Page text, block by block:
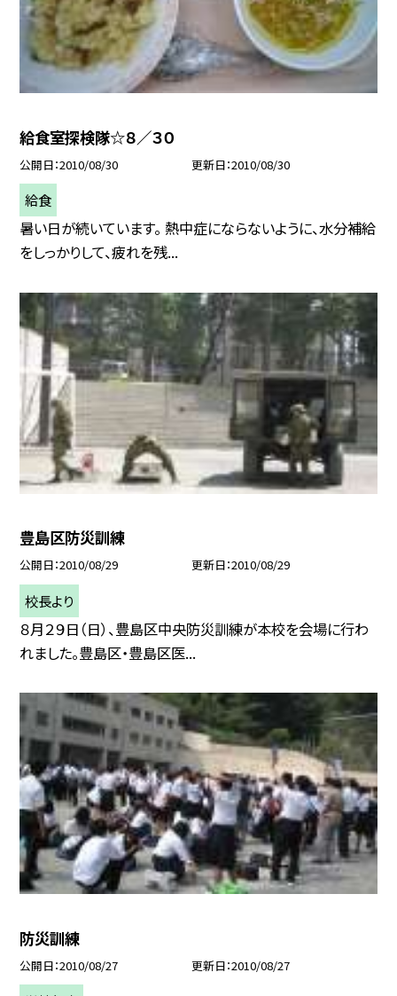
給食室探検隊☆８／３０
公開日 2010/08/30 更新日 2010/08/30
給食
暑い日が続いています。 熱中症にならないように、水分補給
をしっかりして、疲れを残...
豊島区防災訓練
公開日 2010/08/29 更新日 2010/08/29
校長より
８月２９日（日）、豊島区中央防災訓練が本校を会場に行わ
れました。豊島区・豊島区医...
防災訓練
公開日 2010/08/27 更新日 2010/08/27